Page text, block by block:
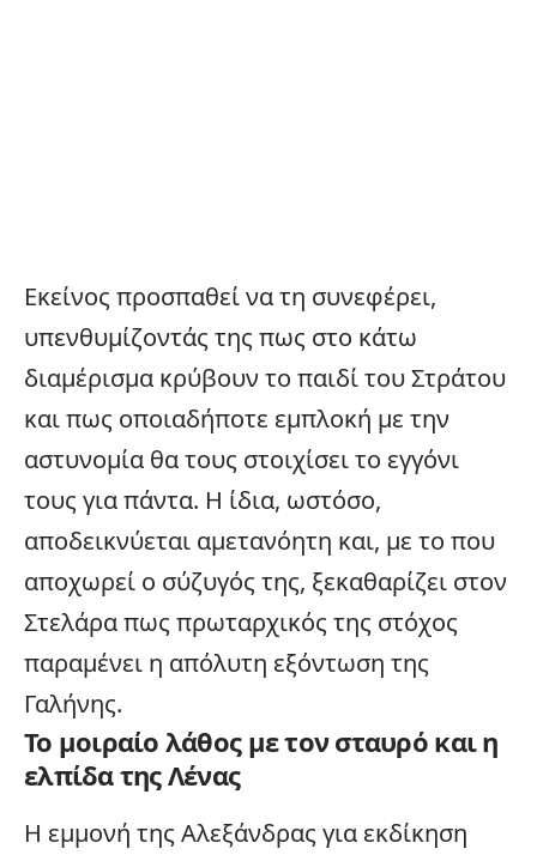
Εκείνος προσπαθεί να τη συνεφέρει,
υπενθυμίζοντάς της πως στο κάτω
διαμέρισμα κρύβουν το παιδί του Στράτου
και πως οποιαδήποτε εμπλοκή με την
αστυνομία θα τους στοιχίσει το εγγόνι
τους για πάντα. Η ίδια, ωστόσο,
αποδεικνύεται αμετανόητη και, με το που
αποχωρεί ο σύζυγός της, ξεκαθαρίζει στον
Στελάρα πως πρωταρχικός της στόχος
παραμένει η απόλυτη εξόντωση της
Γαλήνης.
Το μοιραίο λάθος με τον σταυρό και η
ελπίδα της Λένας
Η εμμονή της Αλεξάνδρας για εκδίκηση